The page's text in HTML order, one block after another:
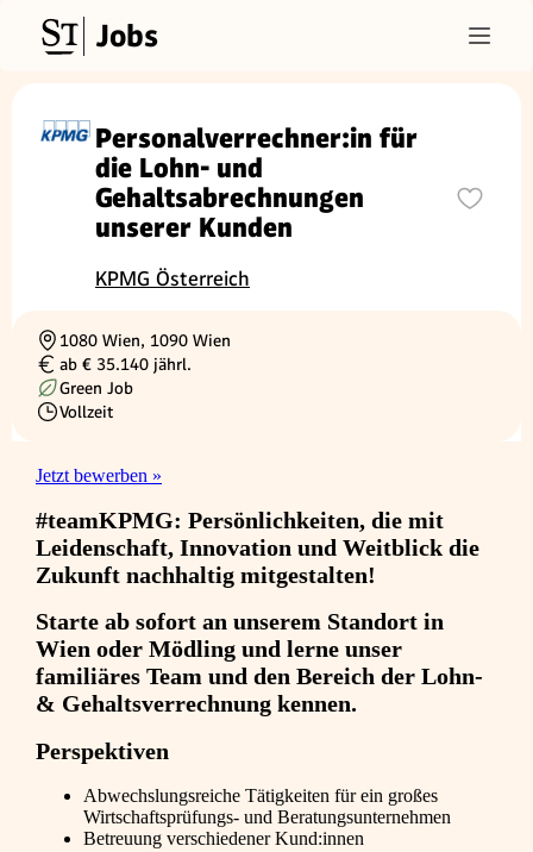
Jobs
Personalverrechner:in für
die Lohn- und
Gehaltsabrechnungen
unserer Kunden
KPMG Österreich
Ortschaft
1080 Wien, 1090 Wien
Gehalt
ab € 35.140 jährl.
Green Job
Beschäftigungsart
Vollzeit
Jetzt bewerben »
#teamKPMG: Persönlichkeiten, die mit
Leidenschaft, Innovation und Weitblick die
Zukunft nachhaltig mitgestalten!
Starte ab sofort an unserem Standort in
Wien oder Mödling und lerne unser
familiäres Team und den Bereich der Lohn-
& Gehaltsverrechnung kennen.
Perspektiven
Abwechslungsreiche Tätigkeiten für ein großes
Wirtschaftsprüfungs- und Beratungsunternehmen
Betreuung verschiedener Kund:innen